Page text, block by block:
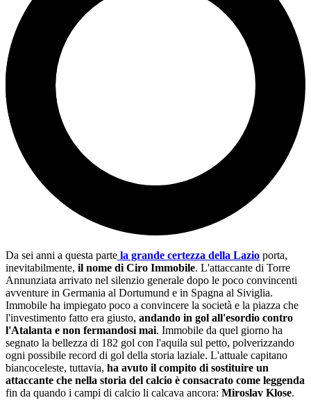
Da sei anni a questa parte la grande certezza della Lazio porta,
inevitabilmente, il nome di Ciro Immobile. L'attaccante di Torre
Annunziata arrivato nel silenzio generale dopo le poco convincenti
avventure in Germania al Dortumund e in Spagna al Siviglia.
Immobile ha impiegato poco a convincere la società e la piazza che
l'investimento fatto era giusto, andando in gol all'esordio contro
l'Atalanta e non fermandosi mai. Immobile da quel giorno ha
segnato la bellezza di 182 gol con l'aquila sul petto, polverizzando
ogni possibile record di gol della storia laziale. L'attuale capitano
biancoceleste, tuttavia, ha avuto il compito di sostituire un
attaccante che nella storia del calcio è consacrato come leggenda
fin da quando i campi di calcio li calcava ancora: Miroslav Klose.